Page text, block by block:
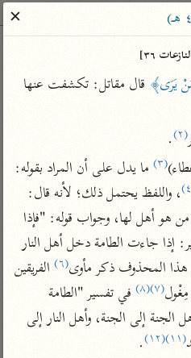
والعلم الشرعي
مصاحف معاجم
Type 2 or
للقنوجي
للشوكاني
ابن جزي
معاصرة
الميسر
المختصر في
التفسير
تفسير السعدي
أيسر التفاسير
✕
٣٦]
يَرَى﴾
(٢) .
(٣)
جاءت الطامة" محذوف على تقدير: إذا جاءت الطامة دخل أهل النار
هذا المحذوف ذكر مأوى(٦)
(٧) (٨)
(١١) (١٢) .